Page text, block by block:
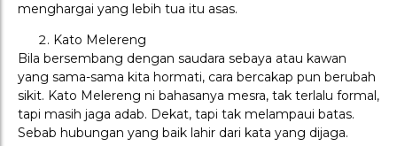
menghargai yang lebih tua itu asas.
Kato Melereng
Bila bersembang dengan saudara sebaya atau kawan
yang sama-sama kita hormati, cara bercakap pun berubah
sikit. Kato Melereng ni bahasanya mesra, tak terlalu formal,
tapi masih jaga adab. Dekat, tapi tak melampaui batas.
Sebab hubungan yang baik lahir dari kata yang dijaga.